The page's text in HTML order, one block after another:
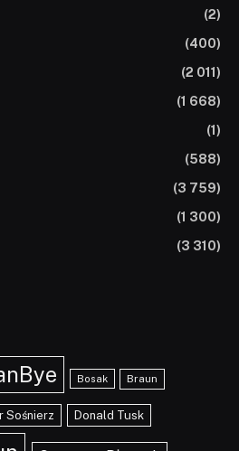
(2)
(400)
(2 011)
(1 668)
(1)
(588)
(3 759)
(1 300)
(3 310)
Bosak Braun
Sośnierz Donald Tusk